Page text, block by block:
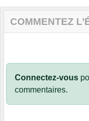
COMMENTEZ
Connectez-vous
commentaires.